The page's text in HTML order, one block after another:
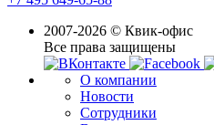
2007-2026 © Квик-офис
Все права защищены
О компании
Новости
Сотрудники